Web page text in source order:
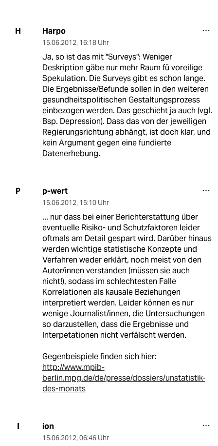
H Harpo
15.06.2012, 16:18 Uhr
Ja, so ist das mit "Surveys": Weniger
Deskription gäbe nur mehr Raum fü voreilige
Spekulation. Die Surveys gibt es schon lange.
Die Ergebnisse/Befunde sollen in den weiteren
gesundheitspolitischen Gestaltungsprozess
einbezogen werden. Das geschieht ja auch (vgl.
Bsp. Depression). Dass das von der jeweiligen
Regierungsrichtung abhängt, ist doch klar, und
kein Argument gegen eine fundierte
Datenerhebung.
P p-wert
15.06.2012, 15:10 Uhr
... nur dass bei einer Berichterstattung über
eventuelle Risiko- und Schutzfaktoren leider
oftmals am Detail gespart wird. Darüber hinaus
werden wichtige statistische Konzepte und
Verfahren weder erklärt, noch meist von den
Autor/innen verstanden (müssen sie auch
nicht!), sodass im schlechtesten Falle
Korrelationen als kausale Beziehungen
interpretiert werden. Leider können es nur
wenige Journalist/innen, die Untersuchungen
so darzustellen, dass die Ergebnisse und
Interpetationen nicht verfälscht werden.
Gegenbeispiele finden sich hier:
http://www.mpib-
berlin.mpg.de/de/presse/dossiers/unstatistik-
des-monats
I ion
15.06.2012, 06:46 Uhr